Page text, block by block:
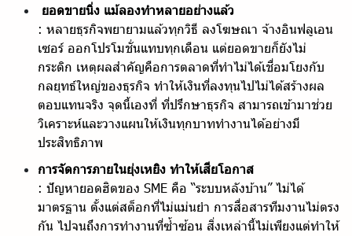
ยอดขายนิ่ง แม้ลองทำหลายอย่างแล้ว
: หลายธุรกิจพยายามแล้วทุกวิธี ลงโฆษณา จ้างอินฟลูเอน
เซอร์ ออกโปรโมชั่นแทบทุกเดือน แต่ยอดขายก็ยังไม่
กระดิก เหตุผลสำคัญคือการตลาดที่ทำไม่ได้เชื่อมโยงกับ
กลยุทธ์ใหญ่ของธุรกิจ ทำให้เงินที่ลงทุนไปไม่ได้สร้างผล
ตอบแทนจริง จุดนี้เองที่ ที่ปรึกษาธุรกิจ สามารถเข้ามาช่วย
วิเคราะห์และวางแผนให้เงินทุกบาททำงานได้อย่างมี
ประสิทธิภาพ
การจัดการภายในยุ่งเหยิง ทำให้เสียโอกาส
: ปัญหายอดฮิตของ SME คือ “ระบบหลังบ้าน” ไม่ได้
มาตรฐาน ตั้งแต่สต็อกที่ไม่แม่นยำ การสื่อสารทีมงานไม่ตรง
กัน ไปจนถึงการทำงานที่ซ้ำซ้อน สิ่งเหล่านี้ไม่เพียงแต่ทำให้